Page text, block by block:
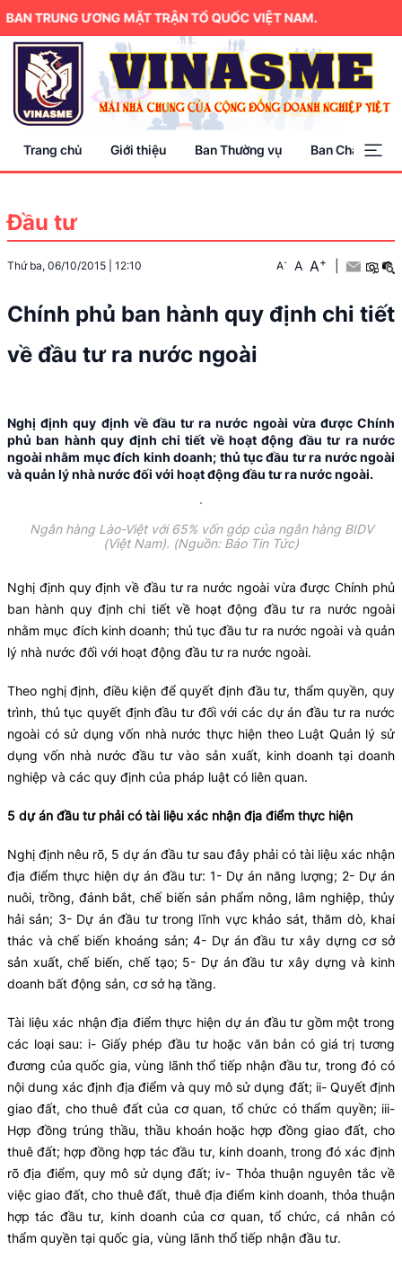
TRUNG ƯƠNG MẶT TRẬN TỔ QUỐC VIỆT NAM.
Trang chủ Giới thiệu Ban Thường vụ Ban Chấp hành
Đầu tư
Thứ ba, 06/10/2015 12:10 A- A A+
Chính phủ ban hành quy định chi tiết
về đầu tư ra nước ngoài
Nghị định quy định về đầu tư ra nước ngoài vừa được Chính
phủ ban hành quy định chi tiết về hoạt động đầu tư ra nước
ngoài nhằm mục đích kinh doanh; thủ tục đầu tư ra nước ngoài
và quản lý nhà nước đối với hoạt động đầu tư ra nước ngoài.
Ngân hàng Lào-Việt với 65% vốn góp của ngân hàng BIDV
(Việt Nam). (Nguồn: Báo Tin Tức)
Nghị định quy định về đầu tư ra nước ngoài vừa được Chính phủ
ban hành quy định chi tiết về hoạt động đầu tư ra nước ngoài
nhằm mục đích kinh doanh; thủ tục đầu tư ra nước ngoài và quản
lý nhà nước đối với hoạt động đầu tư ra nước ngoài.
Theo nghị định, điều kiện để quyết định đầu tư, thẩm quyền, quy
trình, thủ tục quyết định đầu tư đối với các dự án đầu tư ra nước
ngoài có sử dụng vốn nhà nước thực hiện theo Luật Quản lý sử
dụng vốn nhà nước đầu tư vào sản xuất, kinh doanh tại doanh
nghiệp và các quy định của pháp luật có liên quan.
5 dự án đầu tư phải có tài liệu xác nhận địa điểm thực hiện
Nghị định nêu rõ, 5 dự án đầu tư sau đây phải có tài liệu xác nhận
địa điểm thực hiện dự án đầu tư: 1- Dự án năng lượng; 2- Dự án
nuôi, trồng, đánh bắt, chế biến sản phẩm nông, lâm nghiệp, thủy
hải sản; 3- Dự án đầu tư trong lĩnh vực khảo sát, thăm dò, khai
thác và chế biến khoáng sản; 4- Dự án đầu tư xây dựng cơ sở
sản xuất, chế biến, chế tạo; 5- Dự án đầu tư xây dựng và kinh
doanh bất động sản, cơ sở hạ tầng.
Tài liệu xác nhận địa điểm thực hiện dự án đầu tư gồm một trong
các loại sau: i- Giấy phép đầu tư hoặc văn bản có giá trị tương
đương của quốc gia, vùng lãnh thổ tiếp nhận đầu tư, trong đó có
nội dung xác định địa điểm và quy mô sử dụng đất; ii- Quyết định
giao đất, cho thuê đất của cơ quan, tổ chức có thẩm quyền; iii-
Hợp đồng trúng thầu, thầu khoán hoặc hợp đồng giao đất, cho
thuê đất; hợp đồng hợp tác đầu tư, kinh doanh, trong đó xác định
rõ địa điểm, quy mô sử dụng đất; iv- Thỏa thuận nguyên tắc về
việc giao đất, cho thuê đất, thuê địa điểm kinh doanh, thỏa thuận
hợp tác đầu tư, kinh doanh của cơ quan, tổ chức, cá nhân có
thẩm quyền tại quốc gia, vùng lãnh thổ tiếp nhận đầu tư.